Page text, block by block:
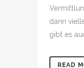
dann
gibt es
READ